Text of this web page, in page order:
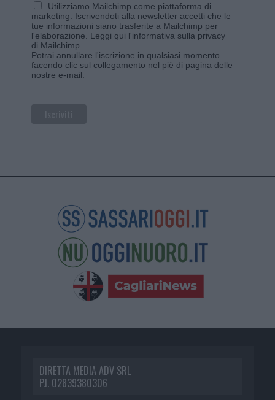
Utilizziamo Mailchimp come piattaforma di
marketing. Iscrivendoti alla newsletter accetti che le
tue informazioni siano trasferite a Mailchimp per
l'elaborazione. Leggi qui l'informativa sulla privacy
di Mailchimp
Potrai annullare l'iscrizione in qualsiasi momento
facendo clic sul collegamento nel piè di pagina delle
nostre e-mail.
DIRETTA MEDIA ADV SRL
P.I. 02839380306